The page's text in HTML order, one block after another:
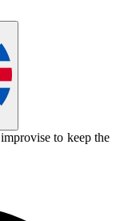
improvise to keep the